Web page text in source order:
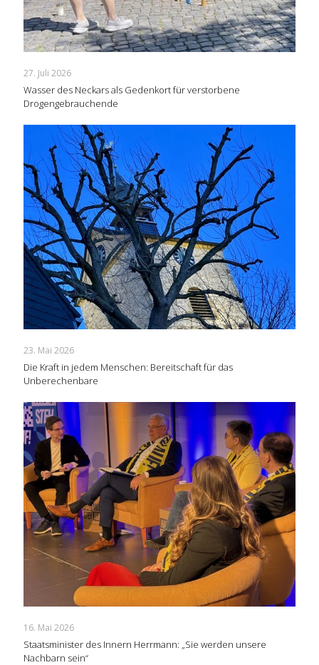
27. Juli 2026
Wasser des Neckars als Gedenkort für verstorbene
Drogengebrauchende
23. Mai 2026
Die Kraft in jedem Menschen: Bereitschaft für das
Unberechenbare
16. Mai 2026
Staatsminister des Innern Herrmann: „Sie werden unsere
Nachbarn sein“